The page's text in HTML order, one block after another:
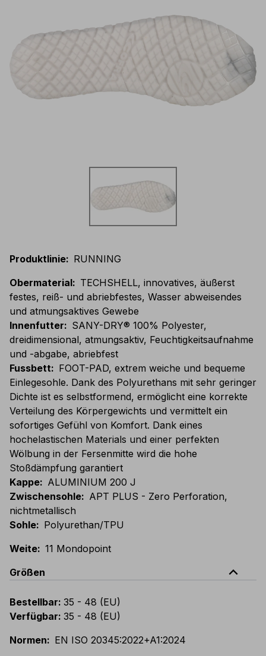
Produktlinie: RUNNING
Obermaterial: TECHSHELL, innovatives, äußerst
festes, reiß- und abriebfestes, Wasser abweisendes
und atmungsaktives Gewebe
Innenfutter: SANY-DRY® 100% Polyester,
dreidimensional, atmungsaktiv, Feuchtigkeitsaufnahme
und -abgabe, abriebfest
Fussbett: FOOT-PAD, extrem weiche und bequeme
Einlegesohle. Dank des Polyurethans mit sehr geringer
Dichte ist es selbstformend, ermöglicht eine korrekte
Verteilung des Körpergewichts und vermittelt ein
sofortiges Gefühl von Komfort. Dank eines
hochelastischen Materials und einer perfekten
Wölbung in der Fersenmitte wird die hohe
Stoßdämpfung garantiert
Kappe: ALUMINIUM 200 J
Zwischensohle: APT PLUS - Zero Perforation,
nichtmetallisch
Sohle: Polyurethan/TPU
Weite: 11 Mondopoint
Größen
expand_less
Bestellbar: 35 - 48 (EU)
Verfügbar: 35 - 48 (EU)
Normen: EN ISO 20345:2022+A1:2024